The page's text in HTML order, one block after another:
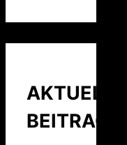
AKTUELLER
BEITRAG